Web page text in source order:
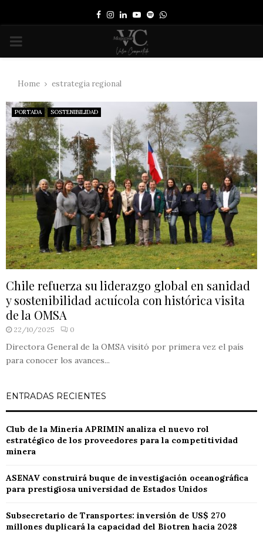
Facebook
Instagram
LinkedinYoutube
SpotifyWhatsapp
PRIMARY
Home estrategia regional
PORTADA SOSTENIBILIDAD
Chile refuerza su liderazgo global en sanidad
y sostenibilidad acuícola con histórica visita
de la OMSA
22/10/2025 0
Directora General de la OMSA visitó por primera vez el país
para conocer los avances...
ENTRADAS RECIENTES
Club de la Minería APRIMIN analiza el nuevo rol
estratégico de los proveedores para la competitividad
minera
ASENAV construirá buque de investigación oceanográfica
para prestigiosa universidad de Estados Unidos
Subsecretario de Transportes: inversión de US$ 270
millones duplicará la capacidad del Biotren hacia 2028